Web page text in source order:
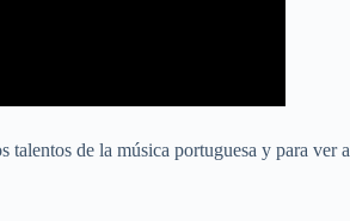
de la música portuguesa y para ver a